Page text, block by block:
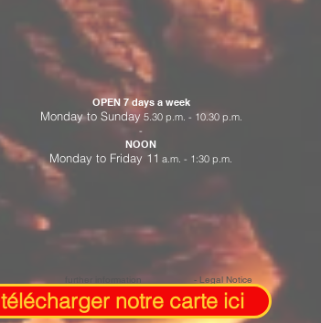
télécharger notre carte ici
OPEN 7 days a week
Monday to Sunday 5.30 p.m. - 10.30 p.m.
-
NOON
Monday to Friday 11 a.m. - 1:30 p.m.
further information - Legal Notice